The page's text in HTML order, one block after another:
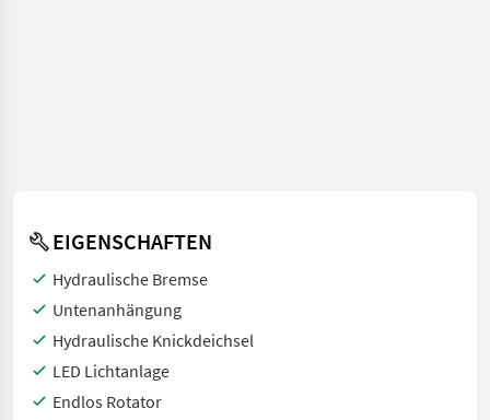
EIGENSCHAFTEN
Hydraulische Bremse
Untenanhängung
Hydraulische Knickdeichsel
LED Lichtanlage
Endlos Rotator